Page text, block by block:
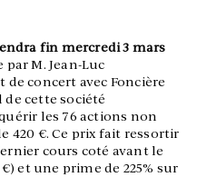
fin mercredi 3 mars
par M. Jean-Luc
concert avec Foncière
de cette société
les 76 actions non
420 €. Ce prix fait ressortir
cours coté avant le
et une prime de 225% sur